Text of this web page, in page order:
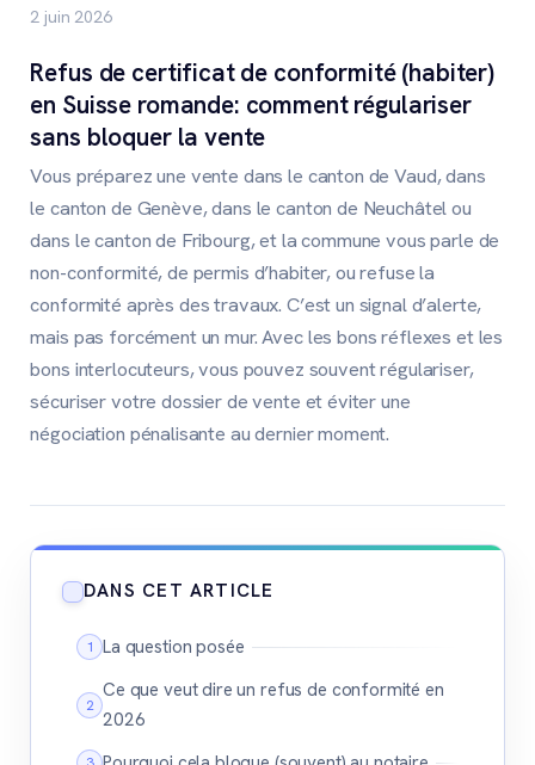
2 juin 2026
Refus de certificat de conformité (habiter)
en Suisse romande: comment régulariser
sans bloquer la vente
Vous préparez une vente dans le canton de Vaud, dans
le canton de Genève, dans le canton de Neuchâtel ou
dans le canton de Fribourg, et la commune vous parle de
non-conformité, de permis d’habiter, ou refuse la
conformité après des travaux. C’est un signal d’alerte,
mais pas forcément un mur. Avec les bons réflexes et les
bons interlocuteurs, vous pouvez souvent régulariser,
sécuriser votre dossier de vente et éviter une
négociation pénalisante au dernier moment.
DANS CET ARTICLE
La question posée
Ce que veut dire un refus de conformité en
2026